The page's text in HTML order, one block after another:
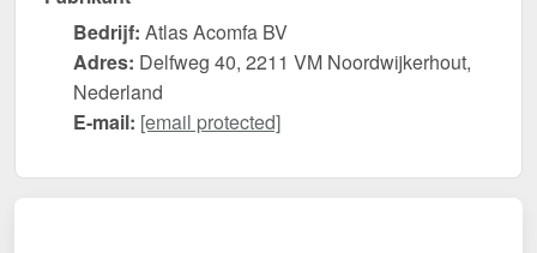
Bedrijf: Atlas Acomfa BV
Adres: Delfweg 40, 2211 VM Noordwijkerhout,
Nederland
E-mail: [email protected]